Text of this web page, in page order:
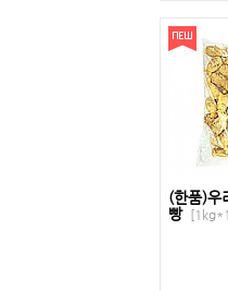
(한품)우
빵